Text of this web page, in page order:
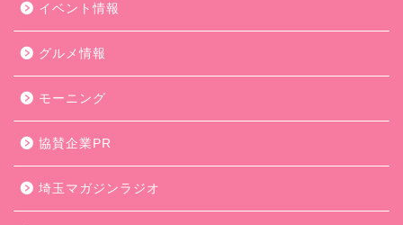
イベント情報
グルメ情報
モーニング
協賛企業PR
埼玉マガジンラジオ